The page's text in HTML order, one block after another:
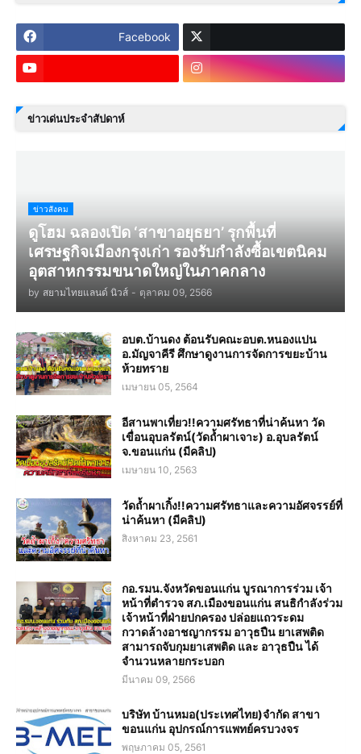
Facebook
ข่าวเด่นประจำสัปดาห์
ข่าวสังคม
ดูโฮม ฉลองเปิด ‘สาขาอยุธยา’ รุกพื้นที่
เศรษฐกิจเมืองกรุงเก่า รองรับกำลังซื้อเขตนิคม
อุตสาหกรรมขนาดใหญ่ในภาคกลาง
by สยามไทยแลนด์ นิวส์ - ตุลาคม 09, 2566
อบต.บ้านดง ต้อนรับคณะอบต.หนองแปน
อ.มัญจาคีรี ศึกษาดูงานการจัดการขยะบ้าน
ห้วยทราย
เมษายน 05, 2564
อีสานพาเที่ยว!!ความศรัทธาที่น่าค้นหา วัด
เขื่อนอุบลรัตน์(วัดถ้ำผาเจาะ) อ.อุบลรัตน์
จ.ขอนแก่น (มีคลิป)
เมษายน 10, 2563
วัดถ้ำผาเกิ้ง!!ความศรัทธาและความอัศจรรย์ที่
น่าค้นหา (มีคลิป)
สิงหาคม 23, 2561
กอ.รมน.จังหวัดขอนแก่น บูรณาการร่วม เจ้า
หน้าที่ตำรวจ สภ.เมืองขอนแก่น สนธิกำลังร่วม
เจ้าหน้าที่ฝ่ายปกครอง ปล่อยแถวระดม
กวาดล้างอาชญากรรม อาวุธปืน ยาเสพติด
สามารถจับกุมยาเสพติด และ อาวุธปืน ได้
จำนวนหลายกระบอก
มีนาคม 09, 2566
บริษัท บ้านหมอ(ประเทศไทย)จำกัด สาขา
ขอนแก่น อุปกรณ์การแพทย์ครบวงจร
พฤษภาคม 05, 2561